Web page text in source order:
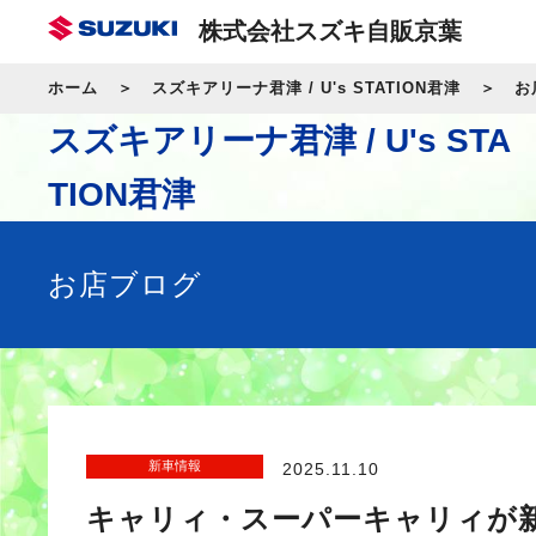
株式会社スズキ自販京葉
ホーム スズキアリーナ君津 / U's STATION君津 お
スズキアリーナ君津 / U's STA
TION君津
お店ブログ
新車情報 2025.11.10
キャリィ・スーパーキャリィが